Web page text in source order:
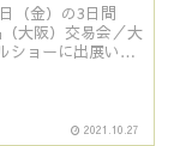
（金）の3日間
大阪）交易会／大
ショーに出展いた
2021.10.27